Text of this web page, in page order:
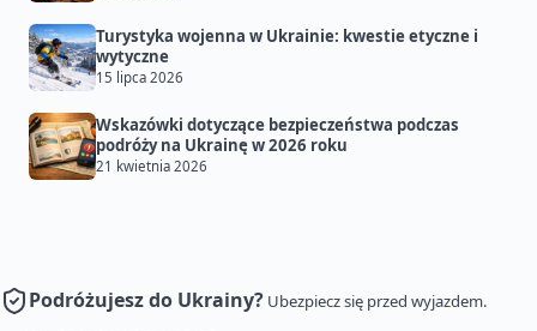
Turystyka wojenna w Ukrainie: kwestie etyczne i
wytyczne
15 lipca 2026
Wskazówki dotyczące bezpieczeństwa podczas
podróży na Ukrainę w 2026 roku
21 kwietnia 2026
Podróżujesz do Ukrainy? Ubezpiecz się przed wyjazdem.